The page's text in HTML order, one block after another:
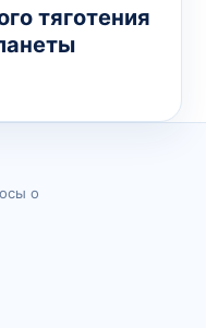
тяготения
о